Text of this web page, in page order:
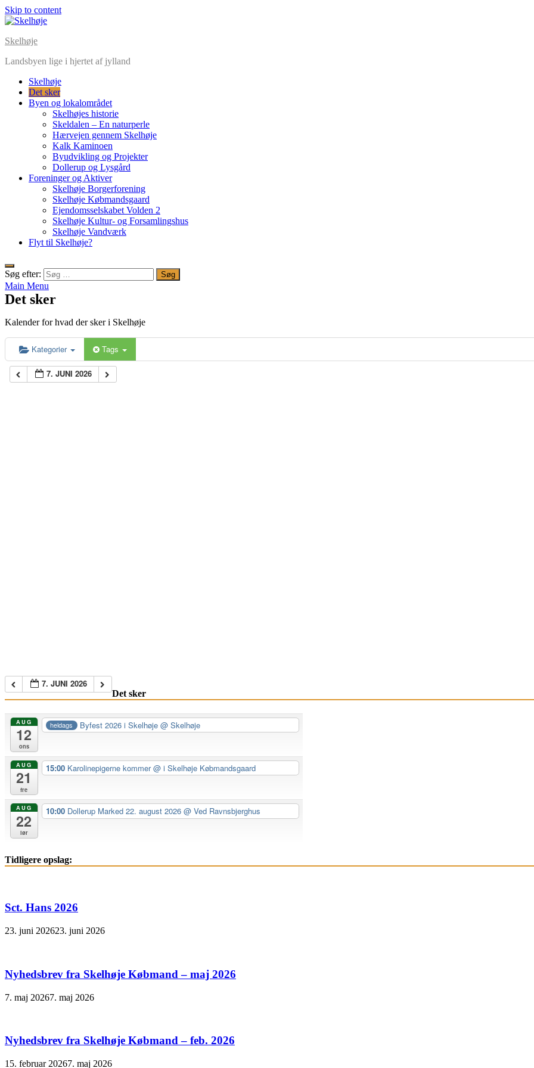
Skip to content
Skelhøje
Landsbyen lige i hjertet af jylland
Skelhøje
Det sker
Byen og lokalområdet
Skelhøjes historie
Skeldalen – En naturperle
Hærvejen gennem Skelhøje
Kalk Kaminoen
Byudvikling og Projekter
Dollerup og Lysgård
Foreninger og Aktiver
Skelhøje Borgerforening
Skelhøje Købmandsgaard
Ejendomsselskabet Volden 2
Skelhøje Kultur- og Forsamlingshus
Skelhøje Vandværk
Flyt til Skelhøje?
Søg efter:
Main Menu
Det sker
Kalender for hvad der sker i Skelhøje
Kategorier Tags
7. JUNI 2026
7. JUNI 2026
Det sker
AUG
12
ons
heldags Byfest 2026 i Skelhøje@ Skelhøje
AUG
21
fre
15:00 Karolinepigerne kommer@ i Skelhøje Købmandsgaard
AUG
22
lør
10:00 Dollerup Marked 22. august 2026 @ Ved Ravnsbjerghus
Tidligere opslag:
Sct. Hans 2026
23. juni 202623. juni 2026
Nyhedsbrev fra Skelhøje Købmand – maj 2026
7. maj 20267. maj 2026
Nyhedsbrev fra Skelhøje Købmand – feb. 2026
15. februar 20267. maj 2026